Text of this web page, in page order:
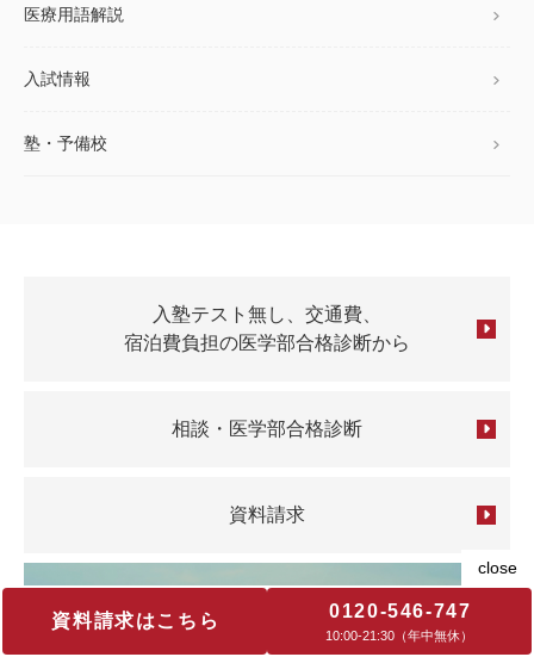
資料請求はこちら 0120-546-747
10:00‐21:30（年中無休）
医療用語解説
入試情報
塾・予備校
入塾テスト無し、交通費、
宿泊費負担の医学部合格診断から
相談・医学部合格診断
資料請求